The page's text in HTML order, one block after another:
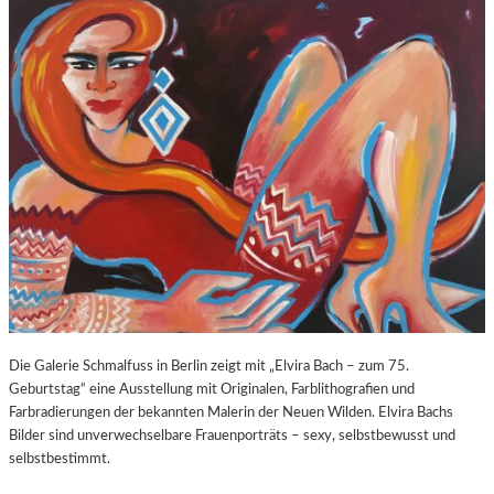
A
R
T
S
2
0
.
G
E
B
U
R
S
T
A
G
X
P
O
S
U
E
“
I
N
D
E
R
O
R
N
F
Die Galerie Schmalfuss in Berlin zeigt mit „Elvira Bach – zum 75.
Geburtstag“ eine Ausstellung mit Originalen, Farblithografien und
Farbradierungen der bekannten Malerin der Neuen Wilden. Elvira Bachs
Bilder sind unverwechselbare Frauenporträts – sexy, selbstbewusst und
selbstbestimmt.